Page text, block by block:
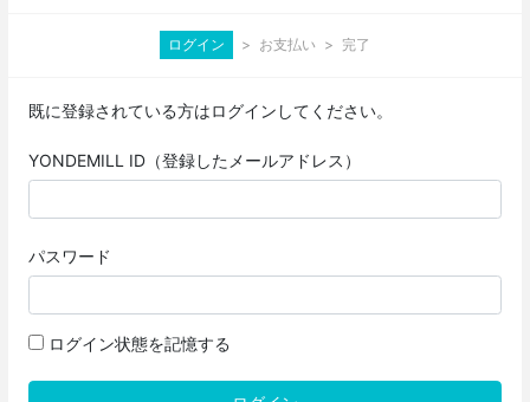
ログイン お支払い 完了
既に登録されている方はログインしてください。
YONDEMILL ID（登録したメールアドレス）
パスワード
ログイン状態を記憶する